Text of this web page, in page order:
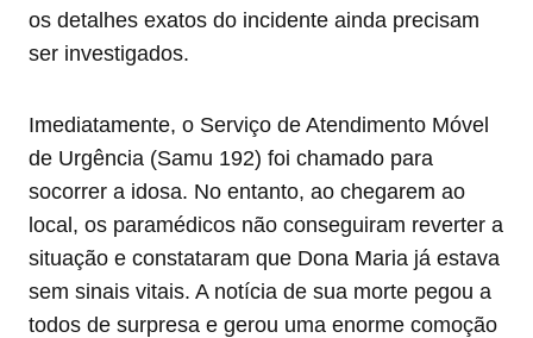
os detalhes exatos do incidente ainda precisam
ser investigados.
Imediatamente, o Serviço de Atendimento Móvel
de Urgência (Samu 192) foi chamado para
socorrer a idosa. No entanto, ao chegarem ao
local, os paramédicos não conseguiram reverter a
situação e constataram que Dona Maria já estava
sem sinais vitais. A notícia de sua morte pegou a
todos de surpresa e gerou uma enorme comoção